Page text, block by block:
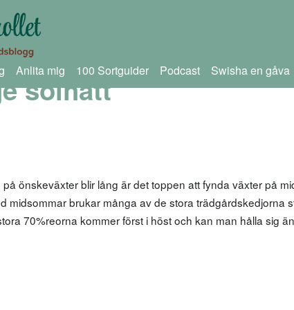
Anlita mig 100 Sortguider Podcast Swisha en gåva
solhatt
önskeväxter blir lång är det toppen att fynda växter på
midsommar brukar många av de stora trädgårdskedjorna
70%reorna kommer först i höst och kan man hålla sig